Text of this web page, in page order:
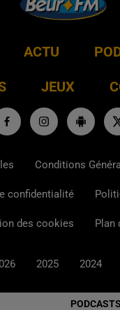
PODCASTS
ACTU
JEUX
Conditions
confidentialité
des cookies Plan
2025 2024